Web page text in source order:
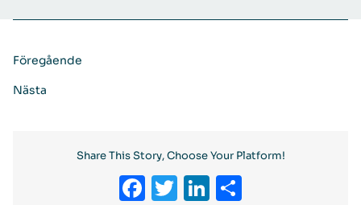
Föregående
Nästa
Share This Story, Choose Your Platform!
Facebook
Twitter
LinkedIn